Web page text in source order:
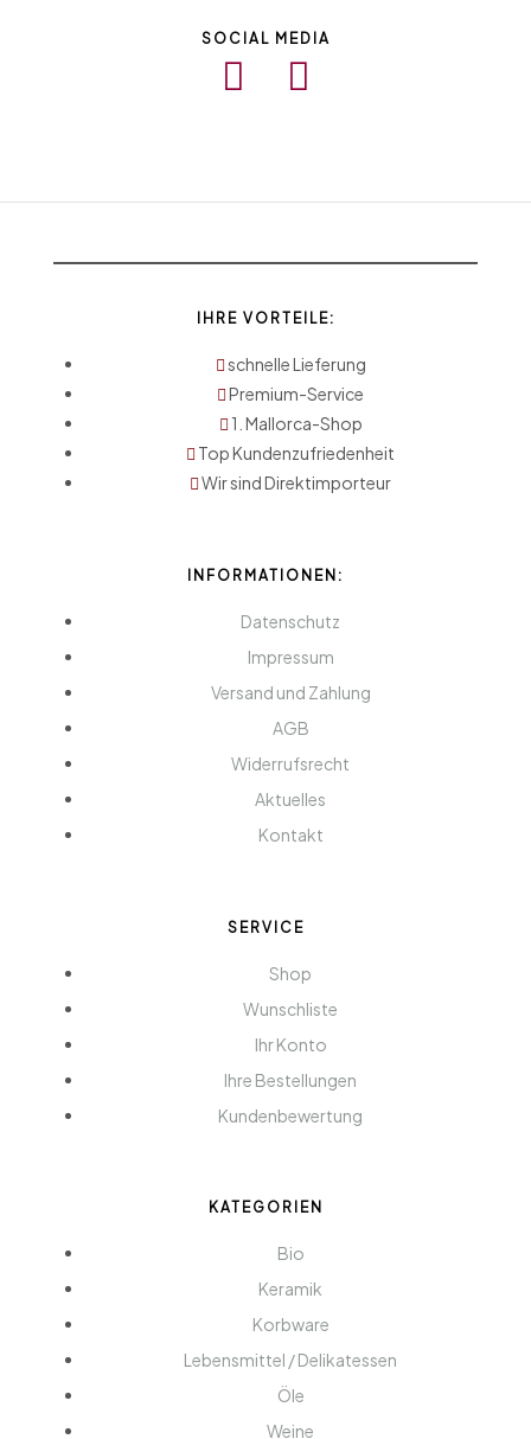
SOCIAL MEDIA
IHRE VORTEILE:
schnelle Lieferung
Premium-Service
1. Mallorca-Shop
Top Kundenzufriedenheit
Wir sind Direktimporteur
INFORMATIONEN:
Datenschutz
Impressum
Versand und Zahlung
AGB
Widerrufsrecht
Aktuelles
Kontakt
SERVICE
Shop
Wunschliste
Ihr Konto
Ihre Bestellungen
Kundenbewertung
KATEGORIEN
Bio
Keramik
Korbware
Lebensmittel / Delikatessen
Öle
Weine